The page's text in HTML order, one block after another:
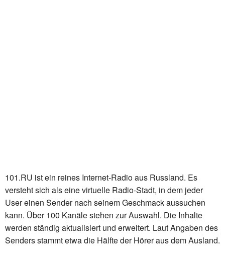
101.RU ist ein reines Internet-Radio aus Russland. Es
versteht sich als eine virtuelle Radio-Stadt, in dem jeder
User einen Sender nach seinem Geschmack aussuchen
kann. Über 100 Kanäle stehen zur Auswahl. Die Inhalte
werden ständig aktualisiert und erweitert. Laut Angaben des
Senders stammt etwa die Hälfte der Hörer aus dem Ausland.